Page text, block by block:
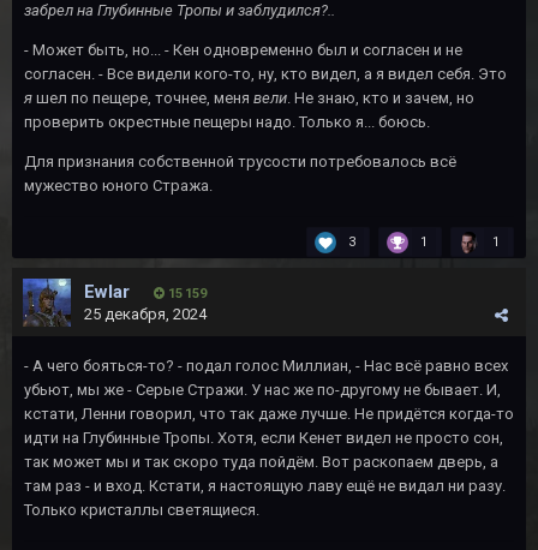
забрел на Глубинные Тропы и заблудился?..
- Может быть, но... - Кен одновременно был и согласен и не
согласен. - Все видели кого-то, ну, кто видел, а я видел себя. Это
я шел по пещере, точнее, меня вели. Не знаю, кто и зачем, но
проверить окрестные пещеры надо. Только я... боюсь.
Для признания собственной трусости потребовалось всё
мужество юного Стража.
3 1 1
Ewlar 15 159
25 декабря, 2024
- А чего бояться-то? - подал голос Миллиан, - Нас всё равно всех
убьют, мы же - Серые Стражи. У нас же по-другому не бывает. И,
кстати, Ленни говорил, что так даже лучше. Не придётся когда-то
идти на Глубинные Тропы. Хотя, если Кенет видел не просто сон,
так может мы и так скоро туда пойдём. Вот раскопаем дверь, а
там раз - и вход. Кстати, я настоящую лаву ещё не видал ни разу.
Только кристаллы светящиеся.